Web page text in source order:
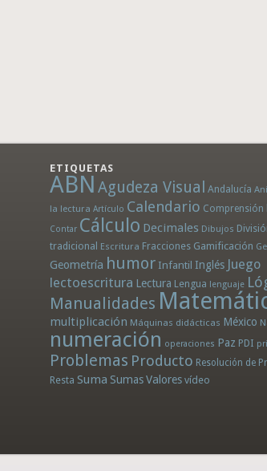
ETIQUETAS
ABN Agudeza Visual Andalucía
la lectura Artículo Calendario Comprensión
Contar Cálculo Decimales Dibujos
tradicional Escritura Fracciones Gamificación
Geometría humor Infantil Inglés Juego
lectoescritura Lectura Lengua lenguaje
Manualidades
multiplicación Máquinas didácticas México
numeración operaciones Paz PDI
Problemas Producto Resolución de
Resta Suma SumasValores vídeo